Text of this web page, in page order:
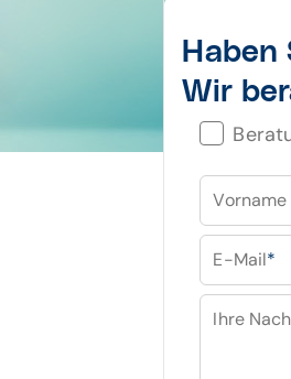
Haben
Wir
Vorname
E-Mail*
Ihre